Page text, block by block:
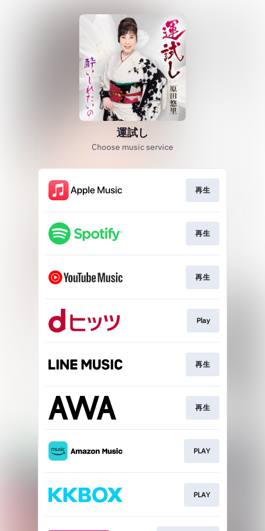
運試し
Choose music service
再生
再生
再生
Play
再生
再生
PLAY
PLAY